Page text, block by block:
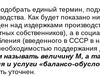
единый термин,
Как будет показано
над издержками
собственников), а в
(введенного в СССР в
называть величину М, а
и услуги «балансо-
уточнен.